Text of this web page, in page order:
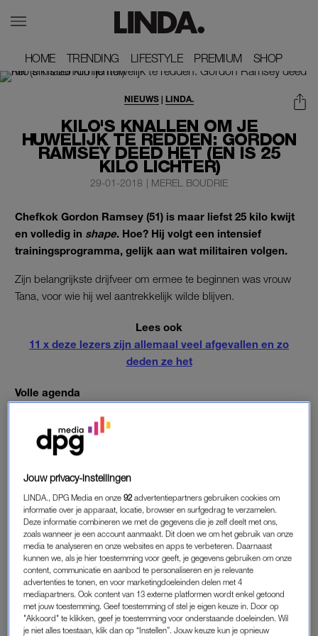
HOME
HOME TRENDING
TRENDING LIFESTYLE
LIFESTYLE PREMIUM
PREMIUM SHOP
SHOP
KILO'S KNALLEN OM JE
HUWELIJK TE REDDEN: GORDON
RAMSEY DEED HET (EN IS 25
KILO LICHTER)
NIEUWS | LINDA.
29-01-2018 | MEREL BOUDRIE
Chefkok Gordon Ramsey (51) is maar liefst 25 kilo kwijt
en volledig in shape. Hoe? Hij volgt een intensief
trainingsprogramma, gelijk aan wat militairen volgen.
Zijn belangrijkste drijfveer om ermee te beginnen was vrouw
Tana, voor wie hij wel aantrekkelijk wilde blijven.
Lees ook
11 x deze lezers zijn allemaal veel afgevallen en zo
deden ze het
Volle agenda
blijven?”, zegt hij tegen
woog 118 kilo”, zegt de chef, die bekend staat om zijn
gemopper en gescheld. “Tana was niet onder de indruk van
hoe ik eruit zag.” Toen hij door een bomvolle agenda, inclusief
televisieshows en een restaurant met drie Michelin-sterren,
nauwelijks tijd meer voor zichzelf had, besloot hij het roer om
te gooien.
Als een militair
Ramsey besloot te reageren op een mail die hij had gekregen
van Will Usher, een voormalig leger officier en triatlon-
kampioen. Usher zette een trainingsschema uit op militair
niveau: Ramsey moest lange afstanden zwemmen, roeien en
Jouw privacy-instellingen
LINDA., DPG Media en onze92 advertentiepartners gebruiken cookies om
informatie over je apparaat, locatie, browser en surfgedrag te verzamelen.
Deze informatie combineren we met de gegevens die je zelf deelt met ons,
zoals wanneer je een account aanmaakt. Dit doen we om het gebruik van onze
media te analyseren en onze websites en apps te verbeteren. Daarnaast
kunnen we, als je hier toestemming voor geeft, je gegevens gebruiken om onze
content, communicatie en aanbod te personaliseren en je relevante
advertenties te tonen, en voor marketingdoeleinden delen met 4
mediapartners. Ook content van 13 externe platformen wordt enkel getoond
met jouw toestemming. Geef toestemming of stel je eigen keuze in. Door op
"Akkoord" te klikken, geef je toestemming voor onderstaande doeleinden. Wil
je niet alles toestaan, klik dan op “Instellen”. Jouw keuze kun je opnieuw